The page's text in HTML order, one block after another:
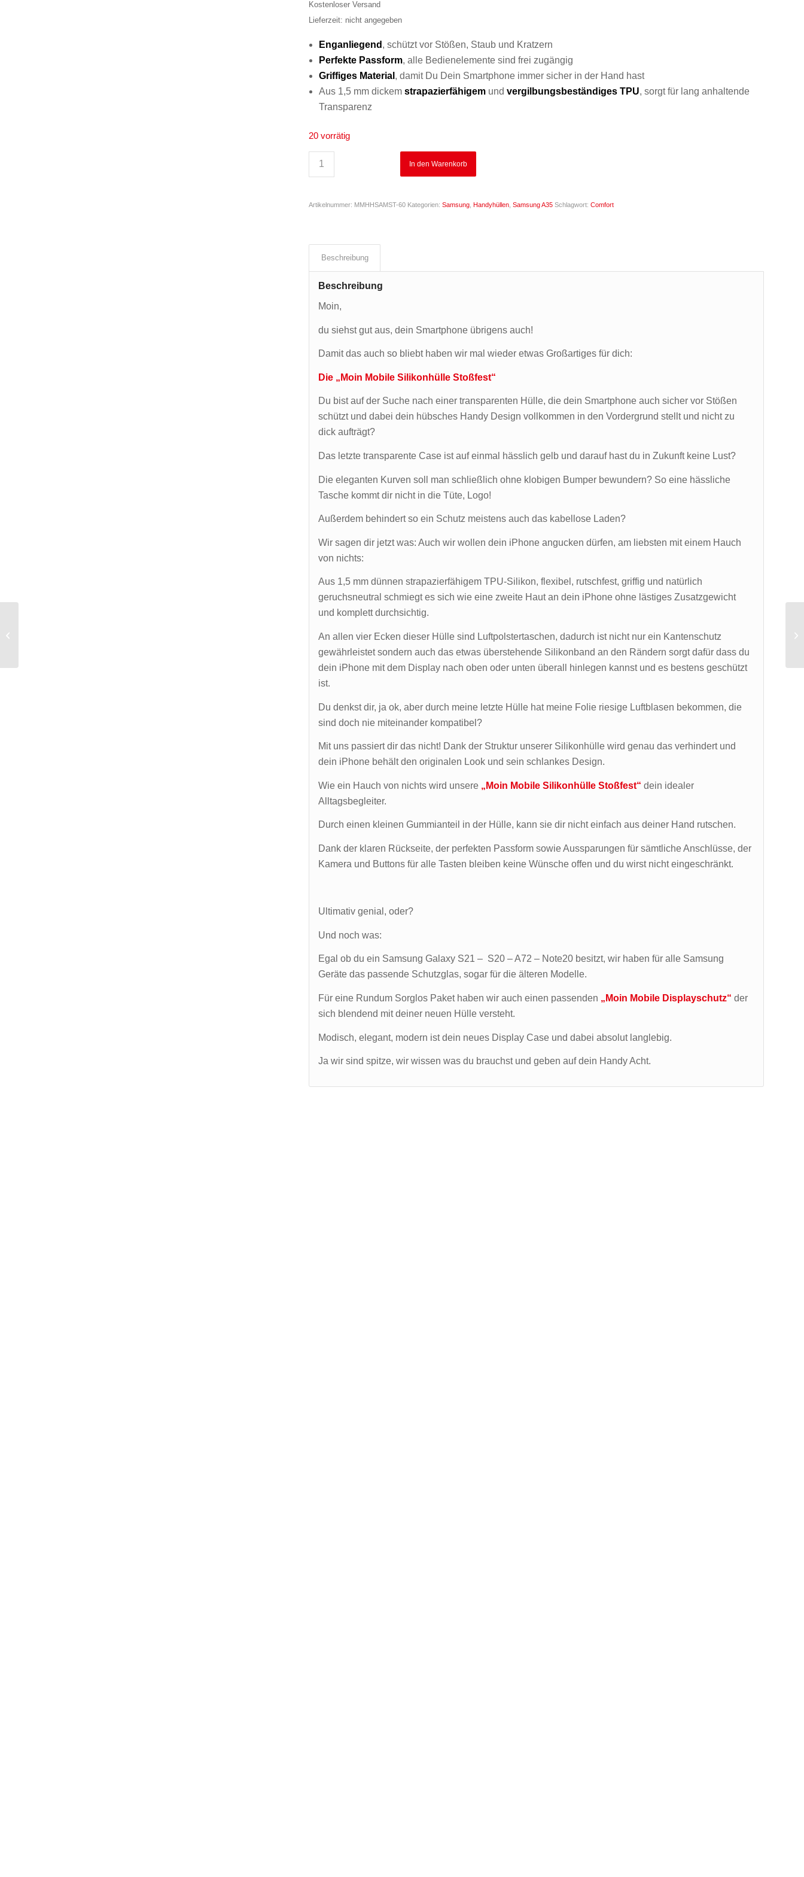
war:
€19,99
ist:
€14,99.
Kostenloser Versand
Lieferzeit: nicht angegeben
Enganliegend , schützt vor Stößen, Staub und Kratzern
Perfekte Passform, alle Bedienelemente sind frei zugängig
Griffiges Material , damit Du Dein Smartphone immer sicher in der Hand hast
Aus 1,5 mm dickemstrapazierfähigem undvergilbungsbeständiges TPU, sorgt für lang anhaltende
Transparenz
20 vorrätig
In den Warenkorb
Artikelnummer: MMHHSAMST-60 Kategorien:Samsung ,Handyhüllen ,Samsung A35 Schlagwort:Comfort
Beschreibung
Beschreibung
Moin,
du siehst gut aus, dein Smartphone übrigens auch!
Damit das auch so bliebt haben wir mal wieder etwas Großartiges für dich:
Die „Moin Mobile Silikonhülle Stoßfest“
Du bist auf der Suche nach einer transparenten Hülle, die dein Smartphone auch sicher vor Stößen
schützt und dabei dein hübsches Handy Design vollkommen in den Vordergrund stellt und nicht zu
dick aufträgt?
Das letzte transparente Case ist auf einmal hässlich gelb und darauf hast du in Zukunft keine Lust?
Die eleganten Kurven soll man schließlich ohne klobigen Bumper bewundern? So eine hässliche
Tasche kommt dir nicht in die Tüte, Logo!
Außerdem behindert so ein Schutz meistens auch das kabellose Laden?
Wir sagen dir jetzt was: Auch wir wollen dein iPhone angucken dürfen, am liebsten mit einem Hauch
von nichts:
Aus 1,5 mm dünnen strapazierfähigem TPU-Silikon, flexibel, rutschfest, griffig und natürlich
geruchsneutral schmiegt es sich wie eine zweite Haut an dein iPhone ohne lästiges Zusatzgewicht
und komplett durchsichtig.
An allen vier Ecken dieser Hülle sind Luftpolstertaschen, dadurch ist nicht nur ein Kantenschutz
gewährleistet sondern auch das etwas überstehende Silikonband an den Rändern sorgt dafür dass du
dein iPhone mit dem Display nach oben oder unten überall hinlegen kannst und es bestens geschützt
ist.
Du denkst dir, ja ok, aber durch meine letzte Hülle hat meine Folie riesige Luftblasen bekommen, die
sind doch nie miteinander kompatibel?
Mit uns passiert dir das nicht! Dank der Struktur unserer Silikonhülle wird genau das verhindert und
dein iPhone behält den originalen Look und sein schlankes Design.
Wie ein Hauch von nichts wird unsere „Moin Mobile Silikonhülle Stoßfest“dein idealer
Alltagsbegleiter.
Durch einen kleinen Gummianteil in der Hülle, kann sie dir nicht einfach aus deiner Hand rutschen.
Dank der klaren Rückseite, der perfekten Passform sowie Aussparungen für sämtliche Anschlüsse, der
Kamera und Buttons für alle Tasten bleiben keine Wünsche offen und du wirst nicht eingeschränkt.
Ultimativ genial, oder?
Und noch was:
Egal ob du ein Samsung Galaxy S21 – S20 – A72 – Note20 besitzt, wir haben für alle Samsung
Geräte das passende Schutzglas, sogar für die älteren Modelle.
Für eine Rundum Sorglos Paket haben wir auch einen passenden „Moin Mobile Displayschutz“ der
sich blendend mit deiner neuen Hülle versteht.
Modisch, elegant, modern ist dein neues Display Case und dabei absolut langlebig.
Ja wir sind spitze, wir wissen was du brauchst und geben auf dein Handy Acht.